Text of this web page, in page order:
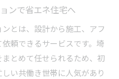
ンで省エネ住宅へ
とは、設計から施工、アフ
頼できるサービスです。埼
とめて任せられるため、初
い共働き世帯に人気があり